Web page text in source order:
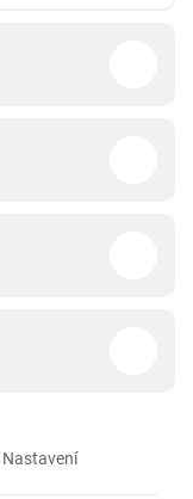
Nastavení